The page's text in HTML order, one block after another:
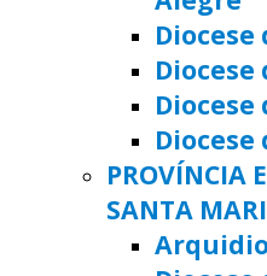
Diocese
Diocese
PROVÍNCIA
SANTA